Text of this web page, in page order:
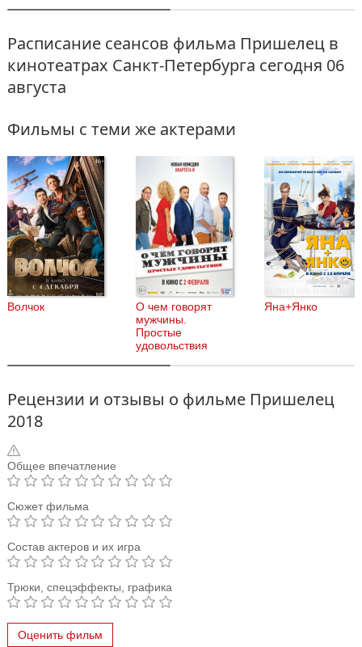
Расписание сеансов фильма Пришелец в
кинотеатрах Санкт-Петербурга сегодня 06
августа
Фильмы с теми же актерами
Волчок
О чем говорят
мужчины.
Простые
удовольствия
Яна+Янко
Рецензии и отзывы о фильме Пришелец
2018
Общее впечатление
Сюжет фильма
Состав актеров и их игра
Трюки, спецэффекты, графика
Оценить фильм